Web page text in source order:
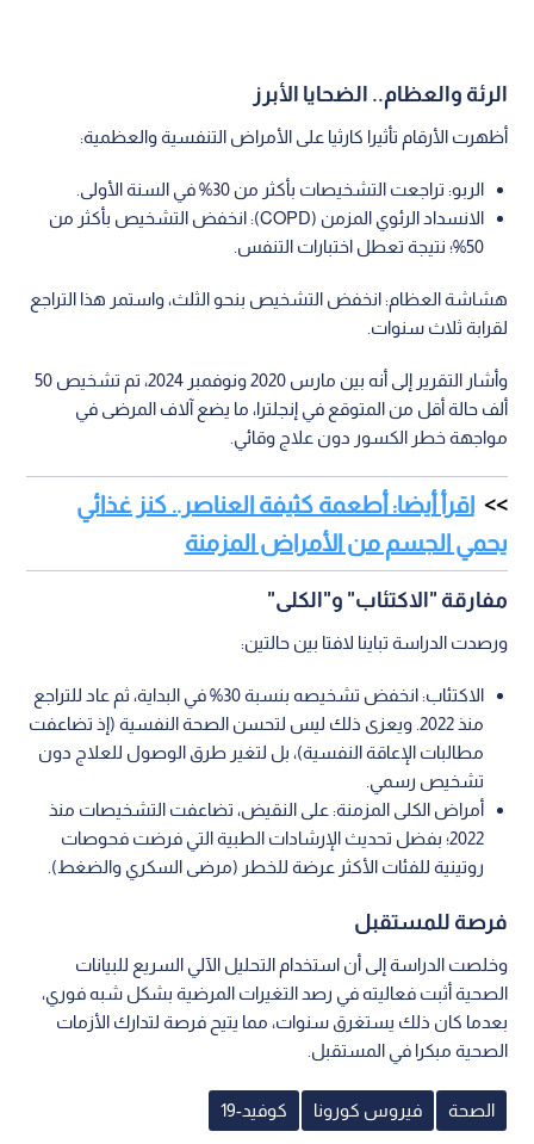
الرئة والعظام.. الضحايا الأبرز
أظهرت الأرقام تأثيرا كارثيا على الأمراض التنفسية والعظمية:
الربو: تراجعت التشخيصات بأكثر من 30% في السنة الأولى.
الانسداد الرئوي المزمن (COPD): انخفض التشخيص بأكثر من
50%؛ نتيجة تعطل اختبارات التنفس.
هشاشة العظام: انخفض التشخيص بنحو الثلث، واستمر هذا التراجع
لقرابة ثلاث سنوات.
وأشار التقرير إلى أنه بين مارس 2020 ونوفمبر 2024، تم تشخيص 50
ألف حالة أقل من المتوقع في إنجلترا، ما يضع آلاف المرضى في
مواجهة خطر الكسور دون علاج وقائي.
اقرأ أيضا: أطعمة كثيفة العناصر.. كنز غذائي
يحمي الجسم من الأمراض المزمنة
مفارقة "الاكتئاب" و"الكلى"
ورصدت الدراسة تباينا لافتا بين حالتين:
الاكتئاب: انخفض تشخيصه بنسبة 30% في البداية، ثم عاد للتراجع
منذ 2022. ويعزى ذلك ليس لتحسن الصحة النفسية (إذ تضاعفت
مطالبات الإعاقة النفسية)، بل لتغير طرق الوصول للعلاج دون
تشخيص رسمي.
أمراض الكلى المزمنة: على النقيض، تضاعفت التشخيصات منذ
2022؛ بفضل تحديث الإرشادات الطبية التي فرضت فحوصات
روتينية للفئات الأكثر عرضة للخطر (مرضى السكري والضغط).
فرصة للمستقبل
وخلصت الدراسة إلى أن استخدام التحليل الآلي السريع للبيانات
الصحية أثبت فعاليته في رصد التغيرات المرضية بشكل شبه فوري،
بعدما كان ذلك يستغرق سنوات، مما يتيح فرصة لتدارك الأزمات
الصحية مبكرا في المستقبل.
الصحة فيروس كورونا كوفيد-19